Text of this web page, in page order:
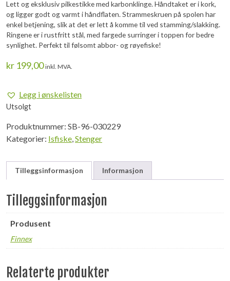
Lett og eksklusiv pilkestikke med karbonklinge. Håndtaket er i kork,
og ligger godt og varmt i håndflaten. Strammeskruen på spolen har
enkel betjening, slik at det er lett å komme til ved stamming/slakking.
Ringene er i rustfritt stål, med fargede surringer i toppen for bedre
synlighet. Perfekt til følsomt abbor- og røyefiske!
kr 199,00 inkl. MVA.
Legg i ønskelisten
Utsolgt
Produktnummer: SB-96-030229
Kategorier: Isfiske,Stenger
Tilleggsinformasjon Informasjon
Tilleggsinformasjon
Produsent
Finnex
Relaterte produkter